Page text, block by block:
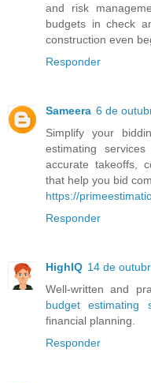
and risk
budgets in check
construction even
Responder
Sameera 6 de
Simplify your
estimating
accurate takeoffs,
that help you bid
https://
Responder
HighIQ 14 de
Well-written and
budget estimating
financial planning.
Responder